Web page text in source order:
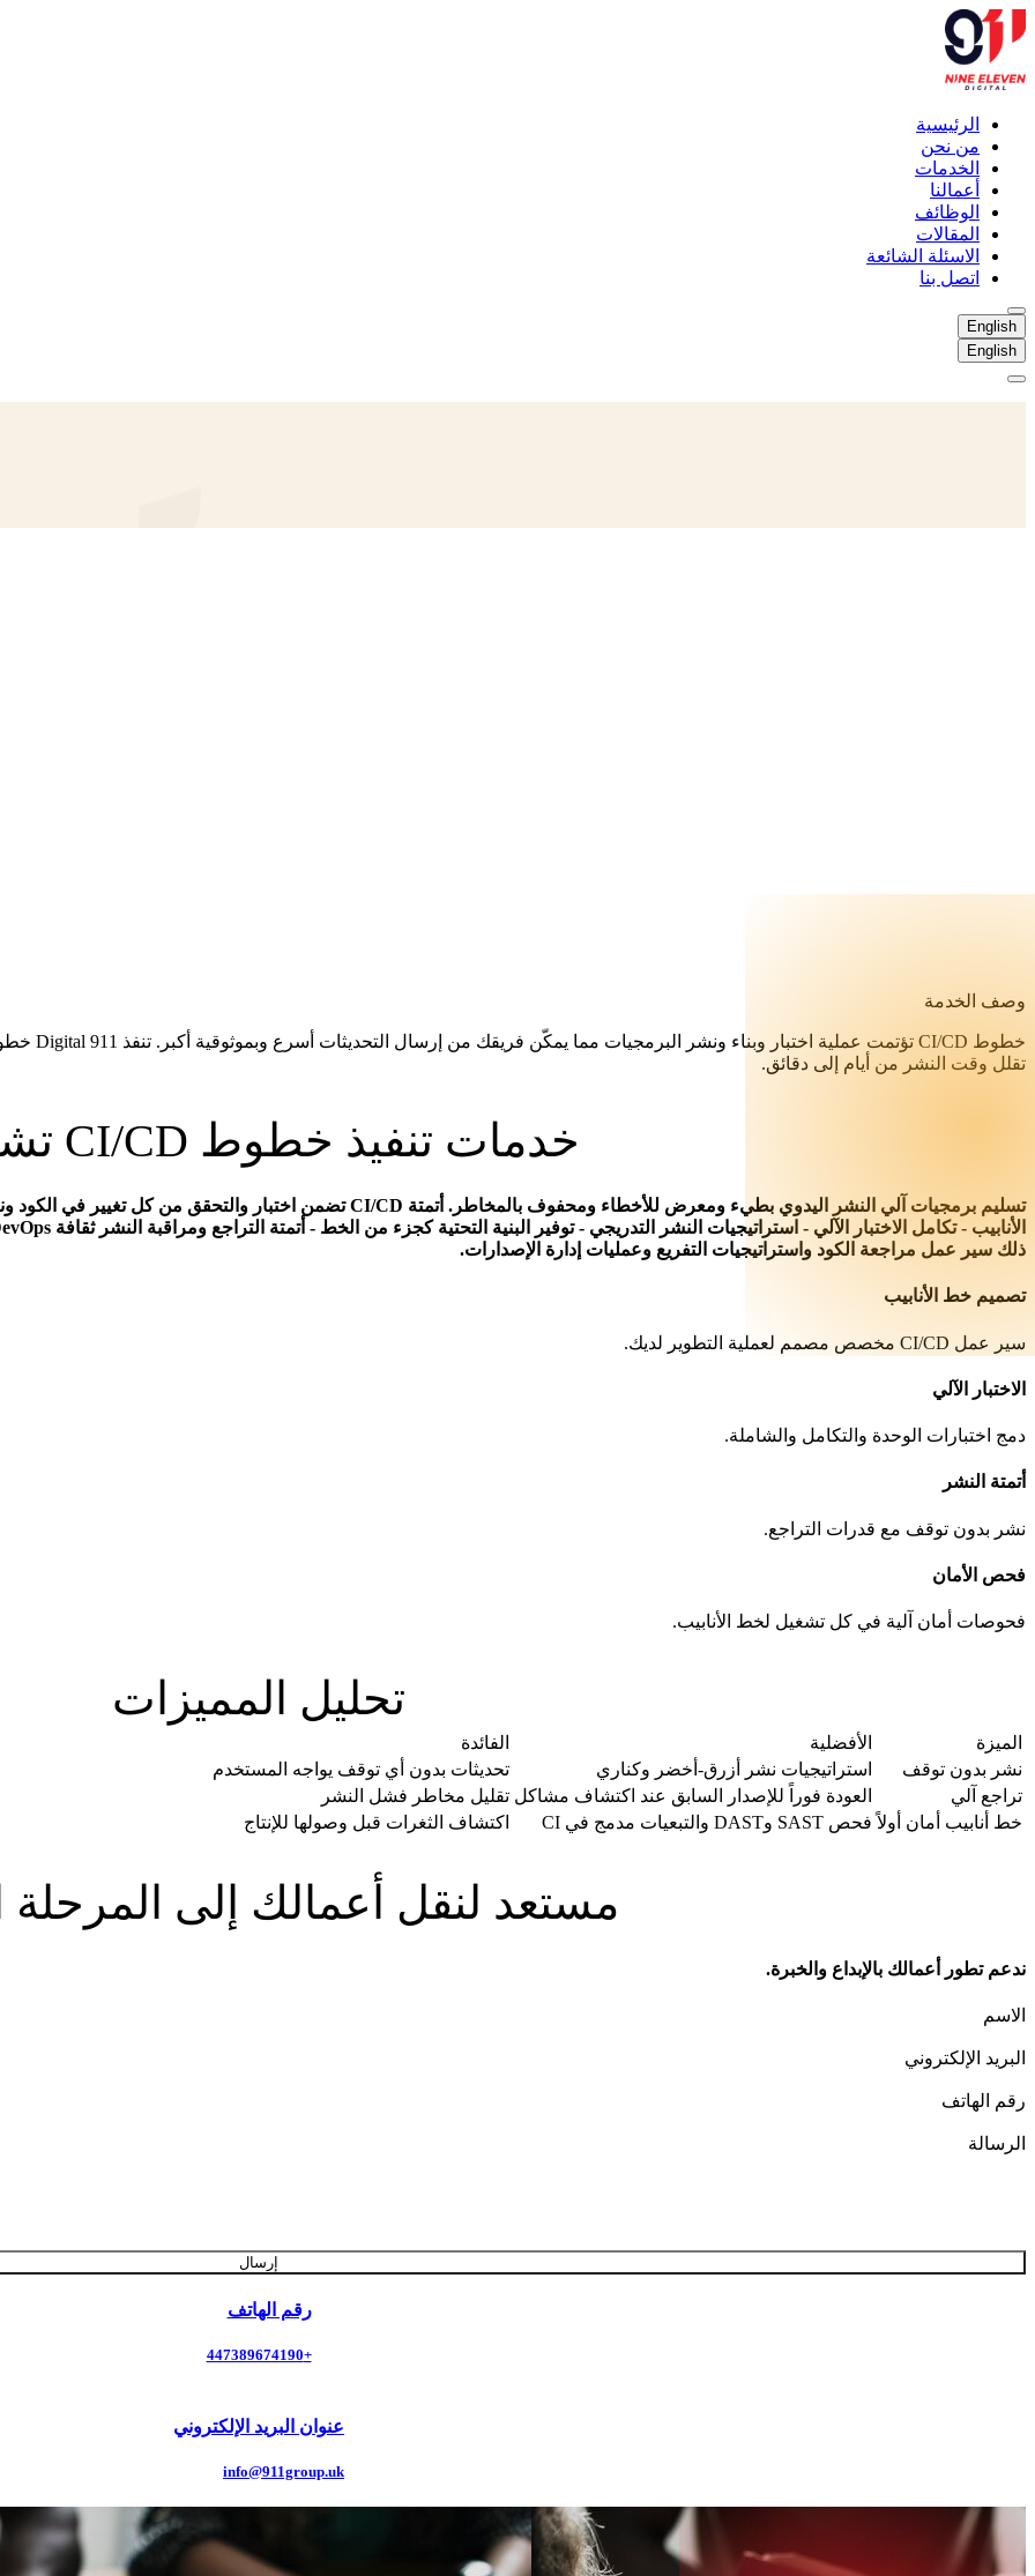
الرئيسية
من نحن
الخدمات
أعمالنا
الوظائف
المقالات
الاسئلة الشائعة
اتصل بنا
English
English
وصف الخدمة
تقلل وقت النشر من أيام إلى دقائق.
خدمات تنفيذ خطوط CI/CD تشمل
ذلك سير عمل مراجعة الكود واستراتيجيات التفريع وعمليات إدارة الإصدارات.
تصميم خط الأنابيب
سير عمل CI/CD مخصص مصمم لعملية التطوير لديك.
الاختبار الآلي
دمج اختبارات الوحدة والتكامل والشاملة.
أتمتة النشر
نشر بدون توقف مع قدرات التراجع.
فحص الأمان
فحوصات أمان آلية في كل تشغيل لخط الأنابيب.
تحليل المميزات
الميزة الأفضلية
الفائدة
نشر بدون توقف
استراتيجيات نشر أزرق-أخضر وكناري
تحديثات بدون أي توقف يواجه المستخدم
تراجع آلي
العودة فوراً للإصدار السابق عند اكتشاف مشاكل تقليل مخاطر فشل النشر
خط أنابيب أمان أولاً فحص SAST وDAST والتبعيات مدمج في CI اكتشاف الثغرات قبل وصولها للإنتاج
مستعد لنقل أعمالك إلى المرحلة
ندعم تطور أعمالك بالإبداع والخبرة.
الاسم
البريد الإلكتروني
رقم الهاتف
الرسالة
إرسال
رقم الهاتف
+447389674190
عنوان البريد الإلكتروني
info@911group.uk